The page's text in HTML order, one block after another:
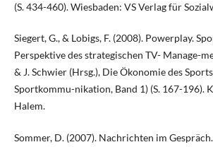
(S. 434-460). Wiesbaden: VS Verlag für
Siegert, G., & Lobigs, F. (2008). Powerplay.
Perspektive des strategischen TV- Manage-
& J. Schwier (Hrsg.), Die Ökonomie des
Sportkommu-nikation, Band 1) (S. 167-196).
Halem.
Sommer, D. (2007). Nachrichten im